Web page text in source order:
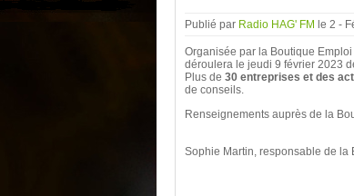
Publié par Radio HAG' FM le 2 -
Organisée par la Boutique
déroulera le jeudi 9 février 2023
Plus de 30 entreprises et des
de conseils.
Renseignements auprès de la
Sophie Martin, responsable de la